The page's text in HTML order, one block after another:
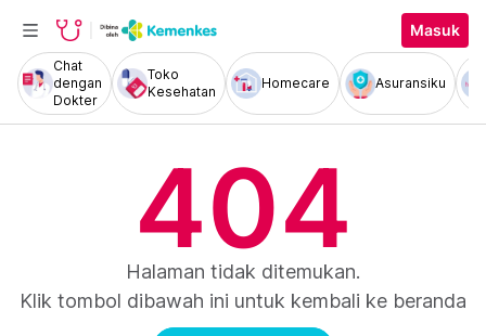
Masuk
Chat
dengan
Dokter
Toko
Kesehatan
Homecare Asuransiku
404
Halaman tidak ditemukan.
Klik tombol dibawah ini untuk kembali ke beranda